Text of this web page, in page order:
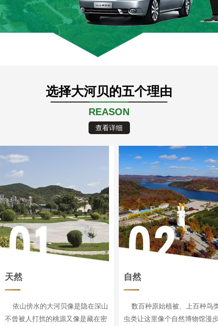
选择大河贝的五个理由
REASON
查看详细
天然
依山傍水的大河贝像是隐在深山
不曾被人打扰的桃源又像是藏在密
自然
数百种原始植被、上百种鸟
虫类让这里像个自然博物馆漫